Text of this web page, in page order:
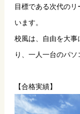
目標である次代の
います。
校風は、自由を大
り、一人一台のパソ
【合格実績】